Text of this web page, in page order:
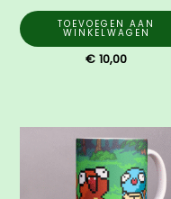
TOEVOEGEN AAN
WINKELWAGEN
€ 10,00